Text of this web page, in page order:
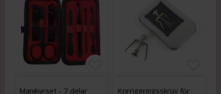
Lägg till i favoritlistan
Lägg till i favoritlistan
Manikyrset - 7 delar
Korrigeringsskruv för